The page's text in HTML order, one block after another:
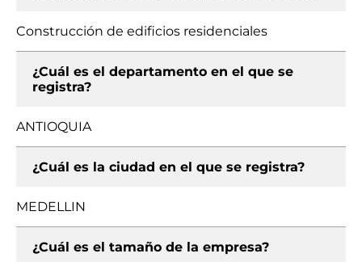
Construcción de edificios residenciales
¿Cuál es el departamento en el que se
registra?
ANTIOQUIA
¿Cuál es la ciudad en el que se registra?
MEDELLIN
¿Cuál es el tamaño de la empresa?